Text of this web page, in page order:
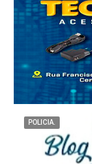
POLICIA.